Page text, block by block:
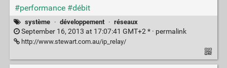
#performance #débit
système · développement · réseaux
September 16, 2013 at 17:07:41 GMT+2 * · permalink
http://www.stewart.com.au/ip_relay/